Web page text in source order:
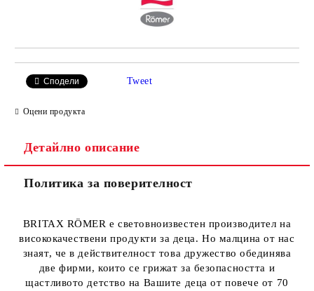
Сподели Tweet
Оцени продукта
Детайлно описание
Политика за поверителност
BRITAX RÖMER е световноизвестен производител на
висококачествени продукти за деца. Но малцина от нас
знаят, че в действителност това дружество обединява
две фирми, които се грижат за безопасността и
щастливото детство на Вашите деца от повече от 70